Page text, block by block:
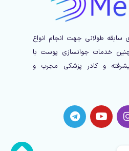
سابقه طولانی جهت انجام انواع
خدمات جوانسازی پوست با
و کادر پزشکی مجرب و